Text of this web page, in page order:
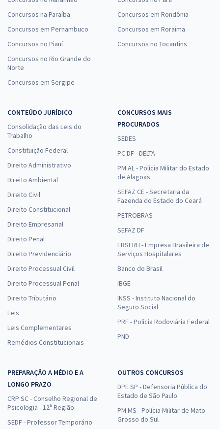
Concursos na Paraíba
Concursos em Pernambuco
Concursos no Piauí
Concursos no Rio Grande do
Norte
Concursos em Sergipe
Concursos em Rondônia
Concursos em Roraima
Concursos no Tocantins
CONTEÚDO JURÍDICO
Consolidação das Leis do
Trabalho
Constituição Federal
Direito Administrativo
Direito Ambiental
Direito Civil
Direito Constitucional
Direito Empresarial
Direito Penal
Direito Previdenciário
Direito Processual Civil
Direito Processual Penal
Direito Tributário
Leis
Leis Complementares
Remédios Constitucionais
CONCURSOS MAIS
PROCURADOS
SEDES
PC DF - DELTA
PM AL - Polícia Militar do Estado
de Alagoas
SEFAZ CE - Secretaria da
Fazenda do Estado do Ceará
PETROBRAS
SEFAZ DF
EBSERH - Empresa Brasileira de
Serviços Hospitalares
Banco do Brasil
IBGE
INSS - Instituto Nacional do
Seguro Social
PRF - Polícia Rodoviária Federal
PND
PREPARAÇÃO A MÉDIO E A
LONGO PRAZO
CRP SC - Conselho Regional de
Psicologia - 12ª Região
SEDF - Professor Temporário
OUTROS CONCURSOS
DPE SP - Defensoria Pública do
Estado de São Paulo
PM MS - Polícia Militar de Mato
Grosso do Sul